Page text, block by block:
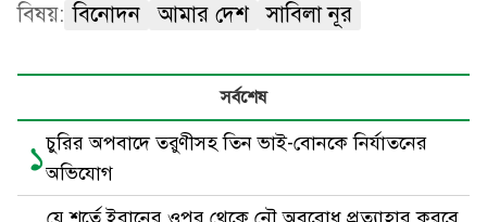
বিষয়: বিনোদন আমার দেশ সাবিলা নূর
সর্বশেষ
১চুরির অপবাদে তরুণীসহ তিন ভাই-বোনকে নির্যাতনের
অভিযোগ